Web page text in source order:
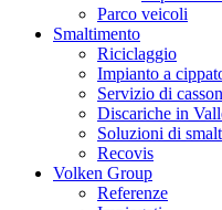
Parco veicoli
Smaltimento
Riciclaggio
Impianto a
Servizio di
Discariche in
Soluzioni di
Recovis
Volken Group
Referenze